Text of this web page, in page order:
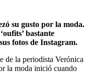
su gusto por la moda.
bastante
fotos de Instagram.
de la periodista Verónica
la moda inició cuando